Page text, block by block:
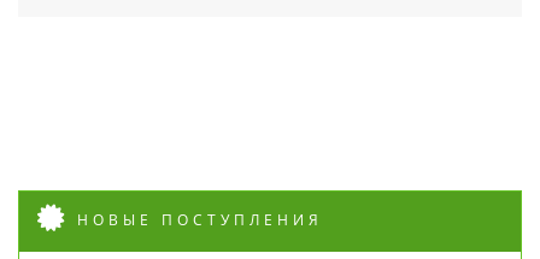
НОВЫЕ ПОСТУПЛЕНИЯ